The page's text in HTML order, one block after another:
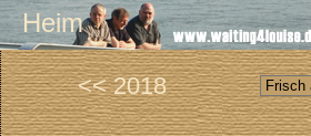
Heim
<< 2018